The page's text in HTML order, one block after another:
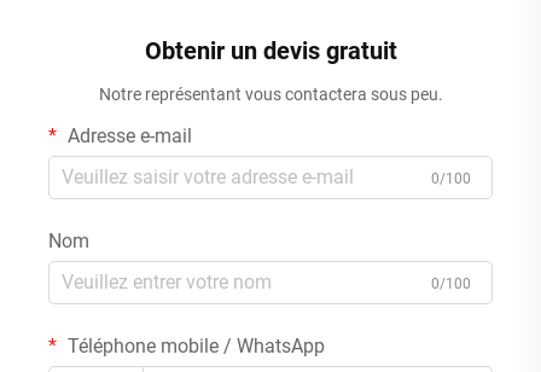
Obtenir un devis gratuit
Notre représentant vous contactera sous peu.
Adresse e-mail
0/100
Nom
0/100
Téléphone mobile / WhatsApp